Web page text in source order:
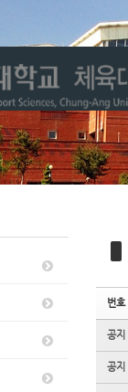
번호
공지
공지